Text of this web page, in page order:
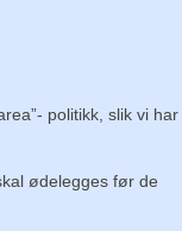
politikk, slik vi har
ødelegges før de